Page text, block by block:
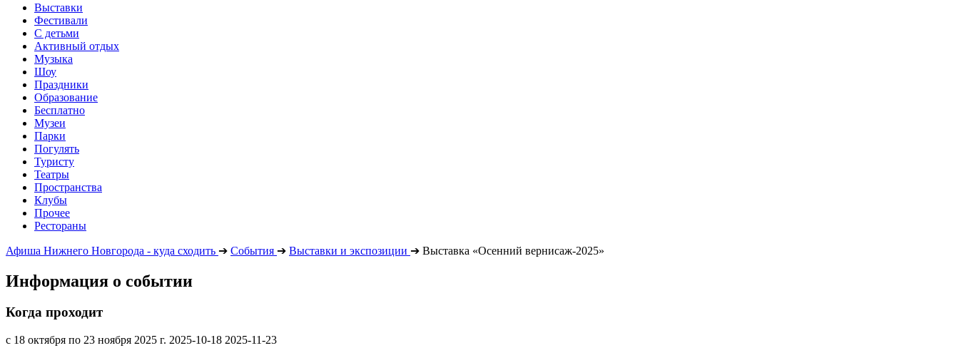
Выставки
Фестивали
С детьми
Активный отдых
Музыка
Шоу
Праздники
Образование
Бесплатно
Музеи
Парки
Погулять
Туристу
Театры
Пространства
Клубы
Прочее
Рестораны
Афиша Нижнего Новгорода - куда сходить ➔ События ➔ Выставки и экспозиции ➔ Выставка «Осенний вернисаж-2025»
Информация о событии
Когда проходит
с 18 октября по 23 ноября 2025 г. 2025-10-18 2025-11-23